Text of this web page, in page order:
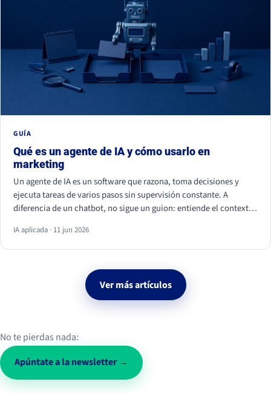
GUÍA
Qué es un agente de IA y cómo usarlo en
marketing
Un agente de IA es un software que razona, toma decisiones y
ejecuta tareas de varios pasos sin supervisión constante. A
diferencia de un chatbot, no sigue un guion: entiende el contexto
analizar datos, calificar leads y monitorizar la conversación social.
IA aplicada · 11 jun 2026
Ver más artículos
No te pierdas nada:
Apúntate a la newsletter →